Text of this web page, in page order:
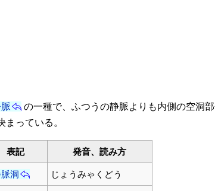
の一種で、ふつうの静脈よりも内側の空洞
まっている。
表記 発音、読み方
洞 じょうみゃくどう